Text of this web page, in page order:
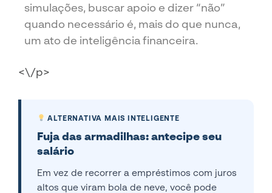
simulações, buscar apoio e dizer “não”
quando necessário é, mais do que nunca,
um ato de inteligência financeira.
<\/p>
ALTERNATIVA MAIS INTELIGENTE
Fuja das armadilhas: antecipe seu
salário
Em vez de recorrer a empréstimos com juros
altos que viram bola de neve, você pode